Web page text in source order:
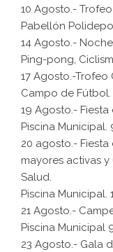
10 Agosto.-
Pabellón
14 Agosto.-
Ping-pong,
17 Agosto.-
Campo de Fútbol.
19 Agosto.- Fiesta
Piscina Municipal.
20 agosto.-
mayores activas
Salud.
Piscina Municipal.
21 Agosto.-
Piscina Municipal
23 Agosto.- Gala